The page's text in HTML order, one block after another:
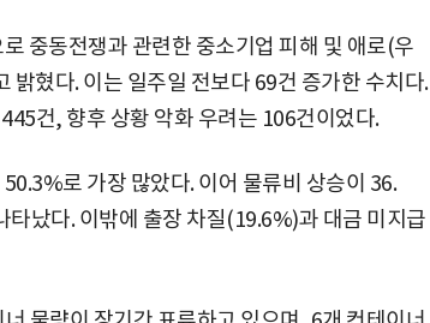
중동전쟁과 관련한 중소기업 피해 및 애로(우
밝혔다. 이는 일주일 전보다 69건 증가한 수치다.
건, 향후 상황 악화 우려는 106건이었다.
로 가장 많았다. 이어 물류비 상승이 36.
났다. 이밖에 출장 차질(19.6%)과 대금 미지급